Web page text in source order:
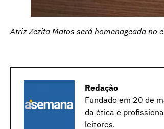
Atriz Zezita Matos será homenageada no
Redação
Fundado em 20 de
da ética e
leitores.